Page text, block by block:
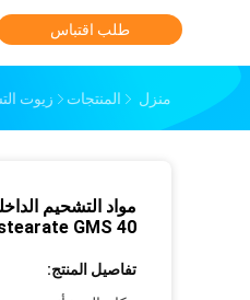
طلب اقتباس
منزل المنتجات زيوت
GMS 40
تفاصيل المنتج: